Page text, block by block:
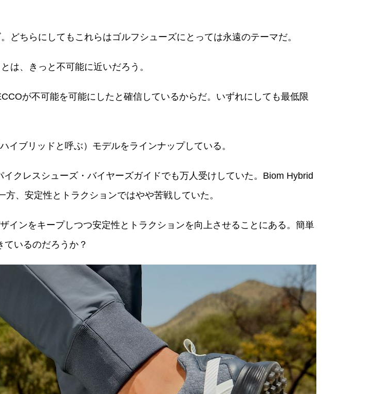
ちらにしてもこれらはゴルフシューズにとっては永遠のテーマだ。
は、きっと不可能に近いだろう。
が不可能を可能にしたと確信しているからだ。いずれにしても最低限
ブリッドと呼ぶ）モデルをラインナップしている。
クレスシューズ・バイヤーズガイドでも万人受けしていた。Biom Hybrid
、安定性とトラクションではやや苦戦していた。
インをキープしつつ安定性とトラクションを向上させることにある。簡単
いるのだろうか？